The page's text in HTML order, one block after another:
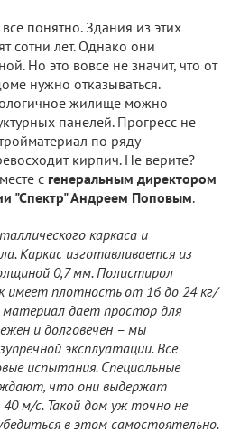
понятно. Здания из этих
сотни лет. Однако они
Но это вовсе не значит, что от
нужно отказываться.
жилище можно
панелей. Прогресс не
по ряду
кирпич. Не верите?
с генеральным директором
"Спектр" Андреем Поповым.
каркаса и
Каркас изготавливается из
0,7 мм. Полистирол
имеет плотность от 16 до 24 кг/
дает простор для
и долговечен – мы
эксплуатации. Все
испытания. Специальные
что они выдержат
м/с. Такой дом уж точно не
в этом самостоятельно.